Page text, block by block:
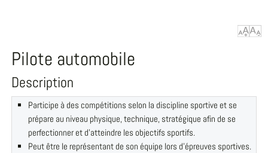
Pilote automobile
Description
Participe à des compétitions selon la discipline sportive et se
prépare au niveau physique, technique, stratégique afin de se
perfectionner et d'atteindre les objectifs sportifs.
Peut être le représentant de son équipe lors d'épreuves sportives.